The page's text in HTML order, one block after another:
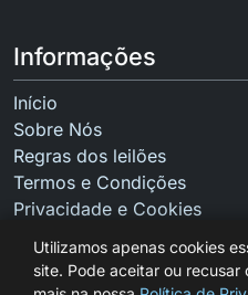
Informações
Início
Sobre Nós
Regras dos leilões
Termos e Condições
Privacidade e Cookies
Utilizamos apenas cookies
site. Pode aceitar ou recusar